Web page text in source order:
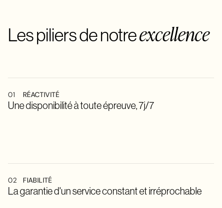
Les piliers de notreexcellence
01 RÉACTIVITÉ
Une disponibilité à toute épreuve, 7j/7
02 FIABILITÉ
La garantie d'un service constant et irréprochable